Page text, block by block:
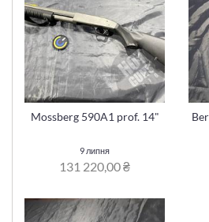
Mossberg 590A1 prof. 14"
9 липня
131 220,00 ₴